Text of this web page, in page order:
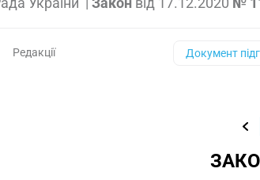
Редакції Документ